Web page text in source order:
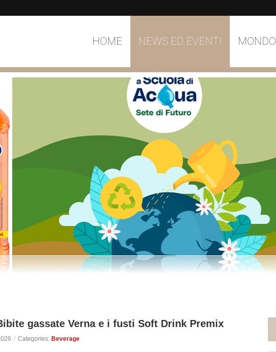
HOME NEWS ED EVENTI
gassate Verna e i fusti Soft Drink Premix
/ Categories: Beverage